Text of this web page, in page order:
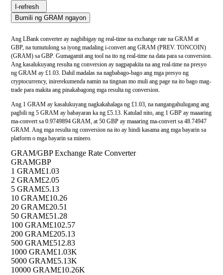
I-refresh
Bumili ng GRAM ngayon
Ang LBank converter ay nagbibigay ng real-time na exchange rate na GRAM at
GBP, na tumutulong sa iyong madaling i-convert ang GRAM (PREV. TONCOIN)
(GRAM) sa GBP. Gumagamit ang tool na ito ng real-time na data para sa conversion.
Ang kasalukuyang resulta ng conversion ay nagpapakita na ang real-time na presyo
ng GRAM ay £1.03. Dahil madalas na nagbabago-bago ang mga presyo ng
cryptocurrency, inirerekumenda namin na tingnan mo muli ang page na ito bago mag-
trade para makita ang pinakabagong mga resulta ng conversion.
Ang 1 GRAM ay kasalukuyang nagkakahalaga ng £1.03, na nangangahulugang ang
pagbili ng 5 GRAM ay babayaran ka ng £5.13. Katulad nito, ang 1 GBP ay maaaring
ma-convert sa 0.9749894 GRAM, at 50 GBP ay maaaring ma-convert sa 48.74947
GRAM. Ang mga resulta ng conversion na ito ay hindi kasama ang mga bayarin sa
platform o mga bayarin sa minero.
GRAM/GBP Exchange Rate Converter
GRAMGBP
1 GRAM£1.03
2 GRAM£2.05
5 GRAM£5.13
10 GRAM£10.26
20 GRAM£20.51
50 GRAM£51.28
100 GRAM£102.57
200 GRAM£205.13
500 GRAM£512.83
1000 GRAM£1.03K
5000 GRAM£5.13K
10000 GRAM£10.26K